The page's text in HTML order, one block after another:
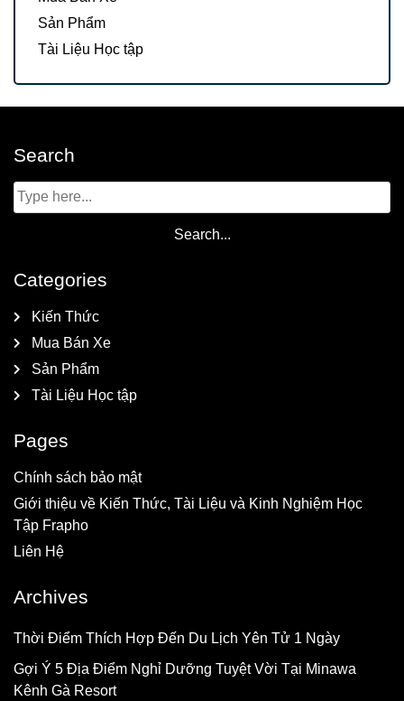
Sản Phẩm
Tài Liệu Học tập
Search
Categories
Kiến Thức
Mua Bán Xe
Sản Phẩm
Tài Liệu Học tập
Pages
Chính sách bảo mật
Giới thiệu về Kiến Thức, Tài Liệu và Kinh Nghiệm Học
Tập Frapho
Liên Hệ
Archives
Thời Điểm Thích Hợp Đến Du Lịch Yên Tử 1 Ngày
Gợi Ý 5 Địa Điểm Nghỉ Dưỡng Tuyệt Vời Tại Minawa
Kênh Gà Resort